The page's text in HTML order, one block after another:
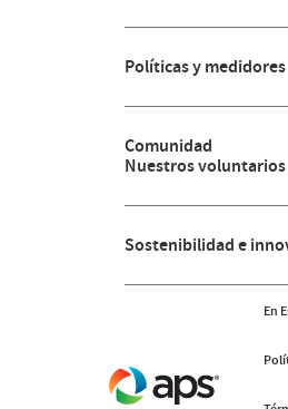
Políticas y medidores
Comunidad
Nuestros voluntarios
Sostenibilidad e
En